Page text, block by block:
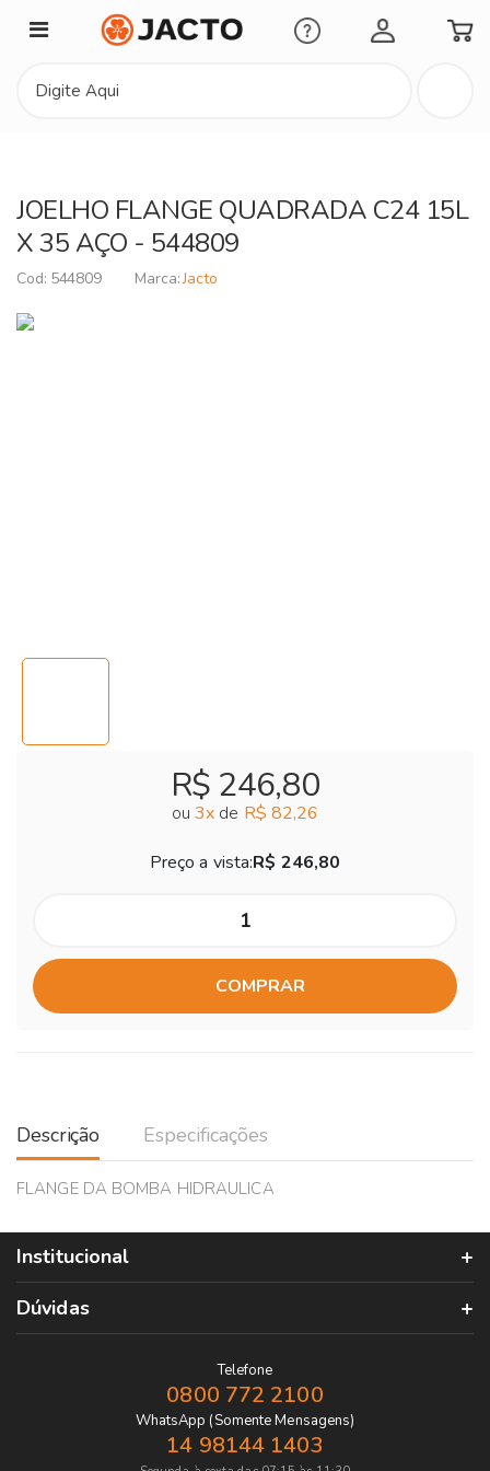
Minha Conta
JOELHO FLANGE QUADRADA C24 15L
X 35 AÇO - 544809
544809 Jacto
R$ 246,80
ou 3x de R$ 82,26
Preço a vista:R$ 246,80
COMPRAR
Descrição Especificações
FLANGE DA BOMBA HIDRAULICA
Institucional
Dúvidas
Telefone
0800 772 2100
WhatsApp (Somente Mensagens)
14 98144 1403